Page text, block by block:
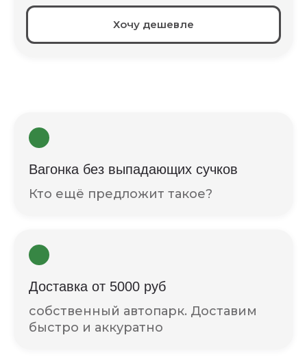
Хочу дешевле
Вагонка без выпадающих сучков
Кто ещё предложит такое?
Доставка от 5000 руб
собственный автопарк. Доставим
быстро и аккуратно